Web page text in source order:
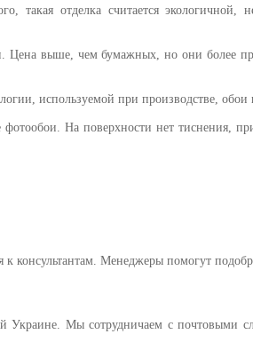
отделка считается экологичной,
Цена выше, чем бумажных, но они более
используемой при производстве,
На поверхности нет тиснения,
консультантам. Менеджеры помогут
Украине. Мы сотрудничаем с